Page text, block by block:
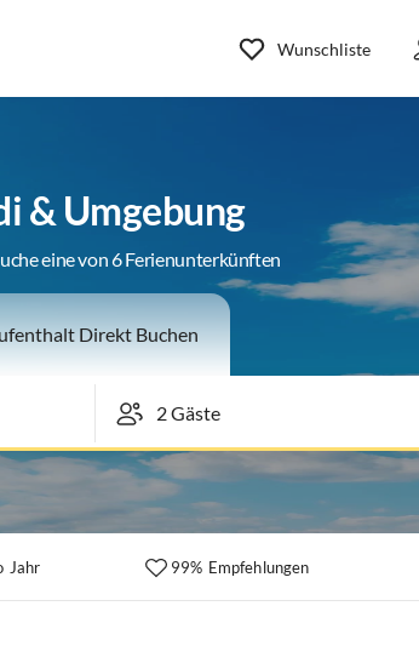
Wunschliste
& Umgebung
eine von 6 Ferienunterkünften
Direkt Buchen
Jahr 99% Empfehlungen